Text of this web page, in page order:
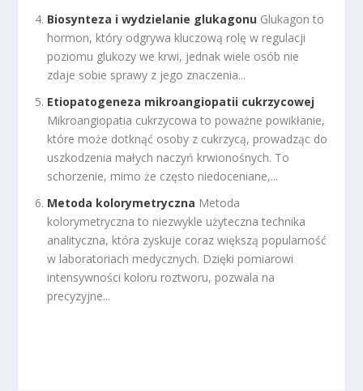
Biosynteza i wydzielanie glukagonu Glukagon to
hormon, który odgrywa kluczową rolę w regulacji
poziomu glukozy we krwi, jednak wiele osób nie
zdaje sobie sprawy z jego znaczenia...
Etiopatogeneza mikroangiopatii cukrzycowej
Mikroangiopatia cukrzycowa to poważne powikłanie,
które może dotknąć osoby z cukrzycą, prowadząc do
uszkodzenia małych naczyń krwionośnych. To
schorzenie, mimo że często niedoceniane,...
Metoda kolorymetryczna Metoda
kolorymetryczna to niezwykle użyteczna technika
analityczna, która zyskuje coraz większą popularność
w laboratoriach medycznych. Dzięki pomiarowi
intensywności koloru roztworu, pozwala na
precyzyjne...